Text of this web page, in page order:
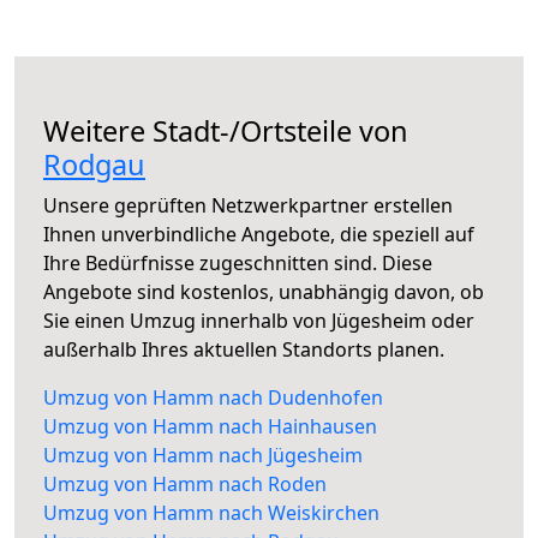
Weitere Stadt-/Ortsteile von
Rodgau
Unsere geprüften Netzwerkpartner erstellen
Ihnen unverbindliche Angebote, die speziell auf
Ihre Bedürfnisse zugeschnitten sind. Diese
Angebote sind kostenlos, unabhängig davon, ob
Sie einen Umzug innerhalb von Jügesheim oder
außerhalb Ihres aktuellen Standorts planen.
Umzug von Hamm nach Dudenhofen
Umzug von Hamm nach Hainhausen
Umzug von Hamm nach Jügesheim
Umzug von Hamm nach Roden
Umzug von Hamm nach Weiskirchen